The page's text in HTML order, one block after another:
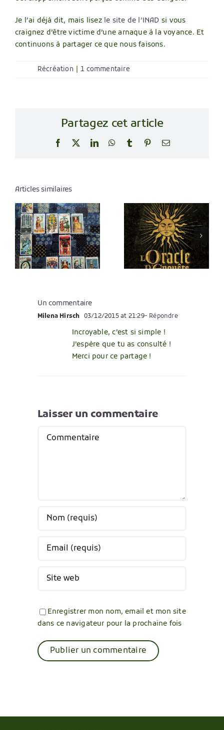
Je l’ai déjà dit, mais lisez le site de l’INAD si vous
craignez d’être victime d’une arnaque à la voyance. Et
continuons à partager ce que nous faisons.
Récréation 1 commentaire
Partagez cet article
Facebook LinkedInWhatsApp
Tumblr PinterestEmail
Articles similaires
L’Oracle
d’Enquête :
le jeu dont
vous êtes
le héros
Citations
autour des
arcanes
majeurs
Un commentaire
Milena Hirsch 03/12/2015 at 21:29- Répondre
Incroyable, c’est si simple !
J’espère que tu as consulté !
Merci pour ce partage !
Laisser un commentaire
Enregistrer mon nom, email et mon site
dans ce navigateur pour la prochaine fois